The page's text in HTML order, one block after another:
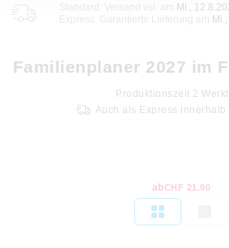
Mi.,
Express: Garantierte Lieferung am
Familienplaner 2027 im
Produktionszeit 2
Auch als Express innerhalb
abCHF 21.90